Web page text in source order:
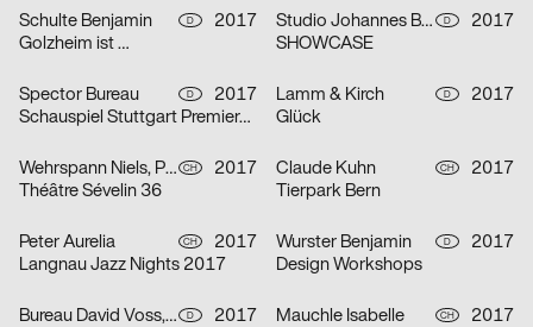
Schulte Benjamin D
2017
Golzheim ist …
Studio Johannes Bissinger D
2017
SHOWCASE
Spector Bureau D
2017
Schauspiel Stuttgart Premieren Spielzeit 2017/2018
Lamm & Kirch D
2017
Glück
Wehrspann Niels, Pugin Celine CH
2017
Théâtre Sévelin 36
Claude Kuhn CH
2017
Tierpark Bern
Peter Aurelia CH
2017
Langnau Jazz Nights 2017
Wurster Benjamin D
2017
Design Workshops
Bureau David Voss, Bielau Janette D
2017
Mauchle Isabelle CH
2017